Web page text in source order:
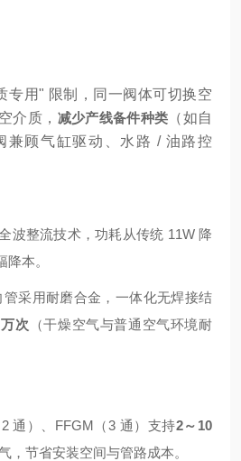
专用" 限制，同一阀体可切换空
介质， 减少产线备件种类 （如自
兼顾气缸驱动、水路 / 油路控
波整流技术，功耗从传统 11W 降
本。
管采用耐磨合金，一体化无焊接结
次
（干燥空气与普通空气环境耐
2 通）、FFGM（3 通）支持2～10
，节省安装空间与管路成本。